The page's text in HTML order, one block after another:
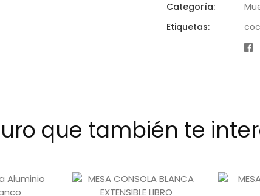
Categoría:
Etiquetas:
que también te